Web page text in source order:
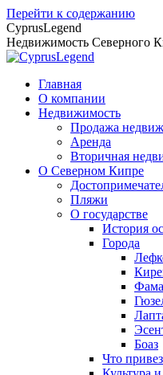
Перейти к содержанию
CyprusLegend
Недвижимость Северного
Главная
О компании
Недвижимость
Продажа
Аренда
Вторичная
О Северном Кипре
Пляжи
О государстве
История
Города
Боаз
Что